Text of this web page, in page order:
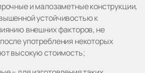
и малозаметные конструкции,
устойчивостью к
внешних факторов, не
употребления некоторых
высокую стоимость;